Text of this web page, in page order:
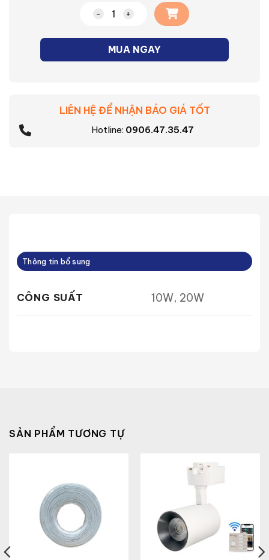
Đèn Ray LED thanh thông minh số lượng
MUA NGAY
LIÊN HỆ ĐỂ NHẬN BÁO GIÁ TỐT
Hotline: 0906.47.35.47
Thông tin bổ sung
CÔNG SUẤT 10W, 20W
SẢN PHẨM TƯƠNG TỰ